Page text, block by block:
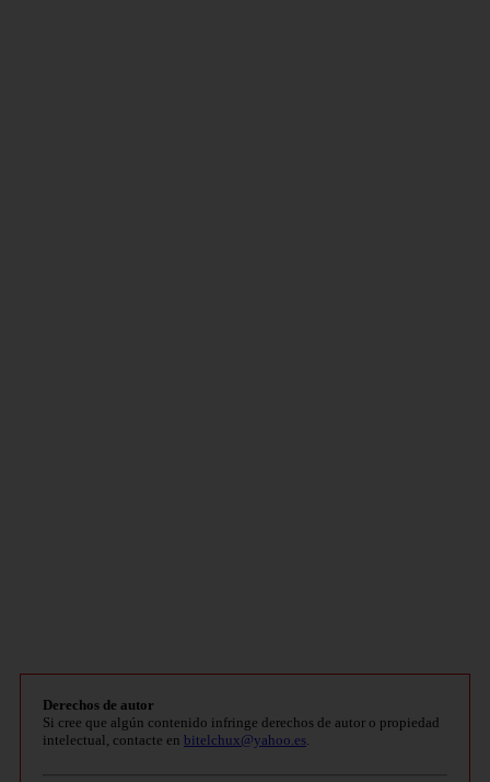
Derechos de autor
Si cree que algún contenido infringe derechos de autor o propiedad
intelectual, contacte en bitelchux@yahoo.es.